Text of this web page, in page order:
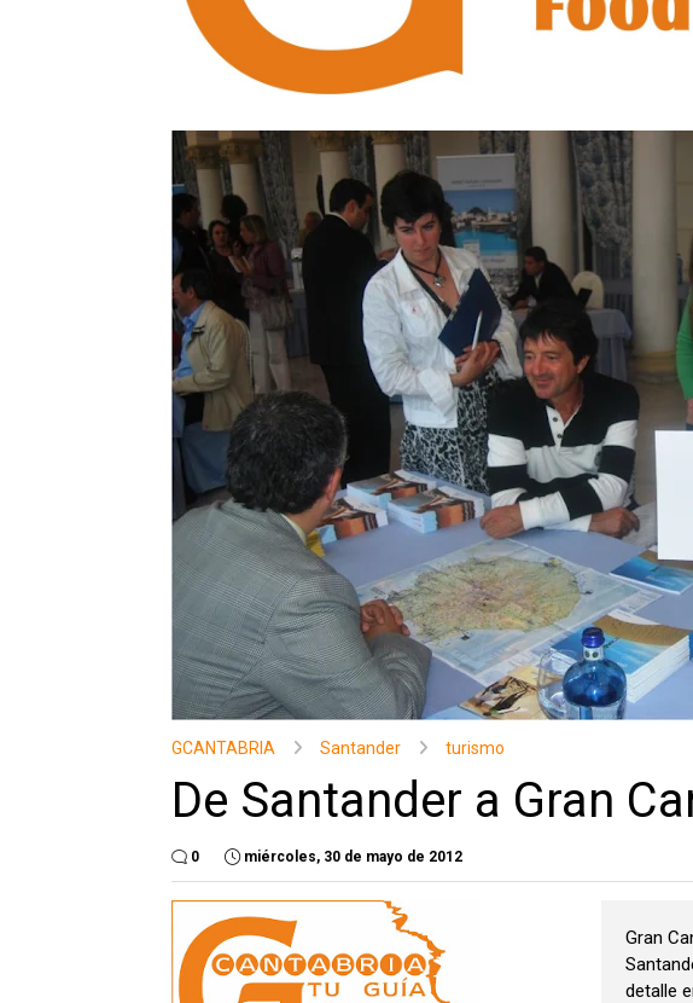
GCANTABRIA Santander turismo
De Santander a Gran
0 miércoles, 30 de mayo de 2012
Gran
detalle